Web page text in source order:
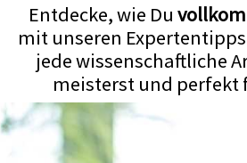
Entdecke, wie Du
mit unseren
jede wissenschaftliche
meisterst und